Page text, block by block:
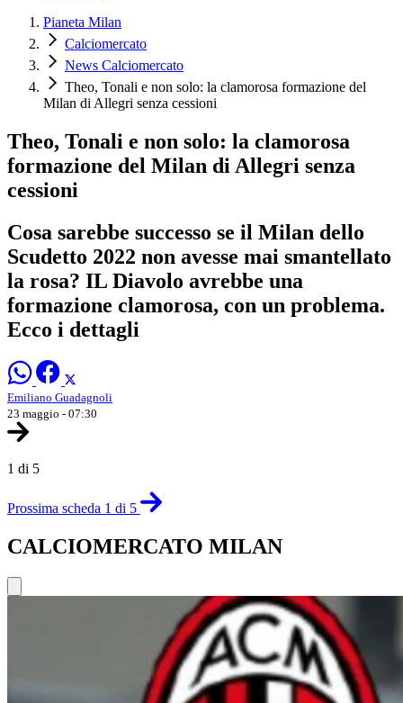
Pianeta Milan
Calciomercato
News Calciomercato
Theo, Tonali e non solo: la clamorosa formazione del
Milan di Allegri senza cessioni
Theo, Tonali e non solo: la clamorosa
formazione del Milan di Allegri senza
cessioni
Cosa sarebbe successo se il Milan dello
Scudetto 2022 non avesse mai smantellato
la rosa? IL Diavolo avrebbe una
formazione clamorosa, con un problema.
Ecco i dettagli
Emiliano Guadagnoli
23 maggio - 07:30
1 di 5
Prossima scheda 1 di 5
CALCIOMERCATO MILAN